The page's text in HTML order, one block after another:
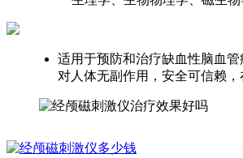
适用于预防和治疗缺血性脑血
对人体无副作用，安全可信赖